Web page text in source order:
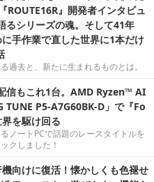
』開発者インタビュ
るシリーズの魂。そして41年
手作業で直した世界に1本だけ
過去と、新たに生まれるものとは。
信もこれ1台。AMD Ryzen™ AI
TUNE P5-A7G60BK-D」で『Fo
を駆け回る
ノートPCで話題のレースタイトルを
クしました！
向けに復活！懐かしくも色褪せ